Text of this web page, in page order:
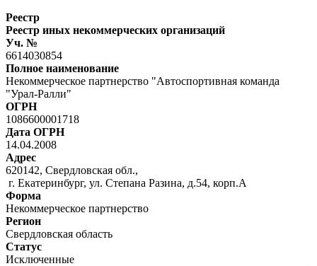
Реестр
Реестр иных некоммерческих организаций
Уч. №
6614030854
Полное наименование
Некоммерческое партнерство "Автоспортивная команда
"Урал-Ралли"
ОГРН
1086600001718
Дата ОГРН
14.04.2008
Адрес
620142, Свердловская обл.,
г. Екатеринбург, ул. Степана Разина, д.54, корп.А
Форма
Некоммерческое партнерство
Регион
Свердловская область
Статус
Исключенные